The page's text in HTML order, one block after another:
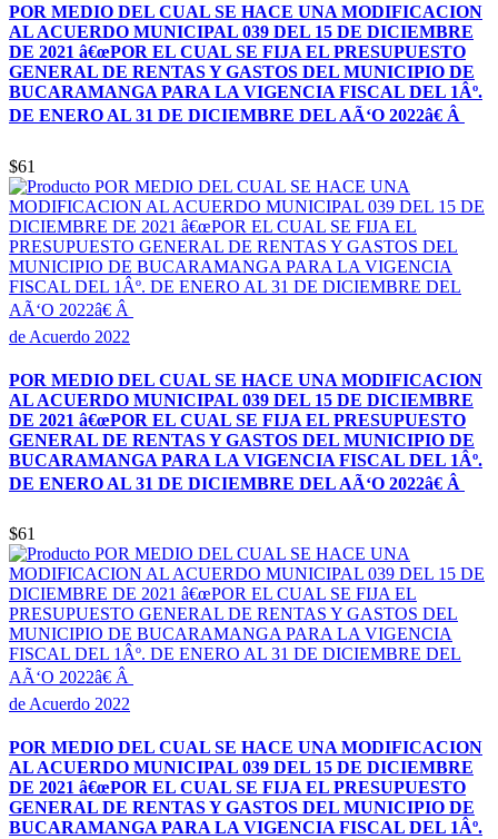
POR MEDIO DEL CUAL SE HACE UNA MODIFICACION
AL ACUERDO MUNICIPAL 039 DEL 15 DE DICIEMBRE
DE 2021 â€œPOR EL CUAL SE FIJA EL PRESUPUESTO
GENERAL DE RENTAS Y GASTOS DEL MUNICIPIO DE
BUCARAMANGA PARA LA VIGENCIA FISCAL DEL 1Âº.
DE ENERO AL 31 DE DICIEMBRE DEL AÃ‘O 2022â€ Â
$61
de Acuerdo 2022
POR MEDIO DEL CUAL SE HACE UNA MODIFICACION
AL ACUERDO MUNICIPAL 039 DEL 15 DE DICIEMBRE
DE 2021 â€œPOR EL CUAL SE FIJA EL PRESUPUESTO
GENERAL DE RENTAS Y GASTOS DEL MUNICIPIO DE
BUCARAMANGA PARA LA VIGENCIA FISCAL DEL 1Âº.
DE ENERO AL 31 DE DICIEMBRE DEL AÃ‘O 2022â€ Â
$61
de Acuerdo 2022
POR MEDIO DEL CUAL SE HACE UNA MODIFICACION
AL ACUERDO MUNICIPAL 039 DEL 15 DE DICIEMBRE
DE 2021 â€œPOR EL CUAL SE FIJA EL PRESUPUESTO
GENERAL DE RENTAS Y GASTOS DEL MUNICIPIO DE
BUCARAMANGA PARA LA VIGENCIA FISCAL DEL 1Âº.